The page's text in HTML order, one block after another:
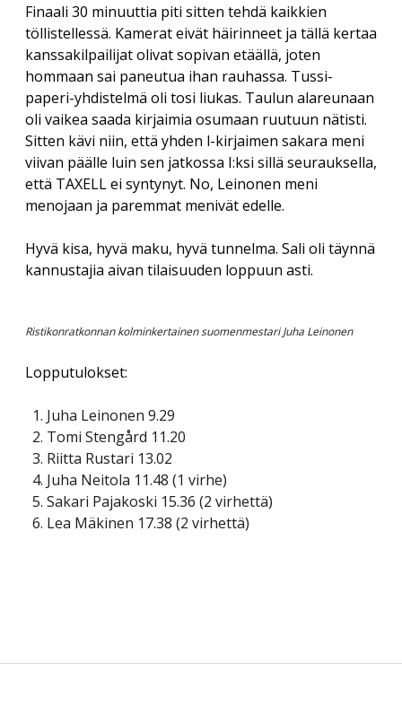
Finaali 30 minuuttia piti sitten tehdä kaikkien
töllistellessä. Kamerat eivät häirinneet ja tällä kertaa
kanssakilpailijat olivat sopivan etäällä, joten
hommaan sai paneutua ihan rauhassa. Tussi-
paperi-yhdistelmä oli tosi liukas. Taulun alareunaan
oli vaikea saada kirjaimia osumaan ruutuun nätisti.
Sitten kävi niin, että yhden l-kirjaimen sakara meni
viivan päälle luin sen jatkossa I:ksi sillä seurauksella,
että TAXELL ei syntynyt. No, Leinonen meni
menojaan ja paremmat menivät edelle.
Hyvä kisa, hyvä maku, hyvä tunnelma. Sali oli täynnä
kannustajia aivan tilaisuuden loppuun asti.
Ristikonratkonnan kolminkertainen suomenmestari Juha Leinonen
Lopputulokset:
Juha Leinonen 9.29
Tomi Stengård 11.20
Riitta Rustari 13.02
Juha Neitola 11.48 (1 virhe)
Sakari Pajakoski 15.36 (2 virhettä)
Lea Mäkinen 17.38 (2 virhettä)